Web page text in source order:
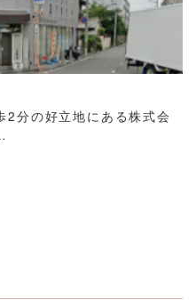
2分の好立地にある株式会